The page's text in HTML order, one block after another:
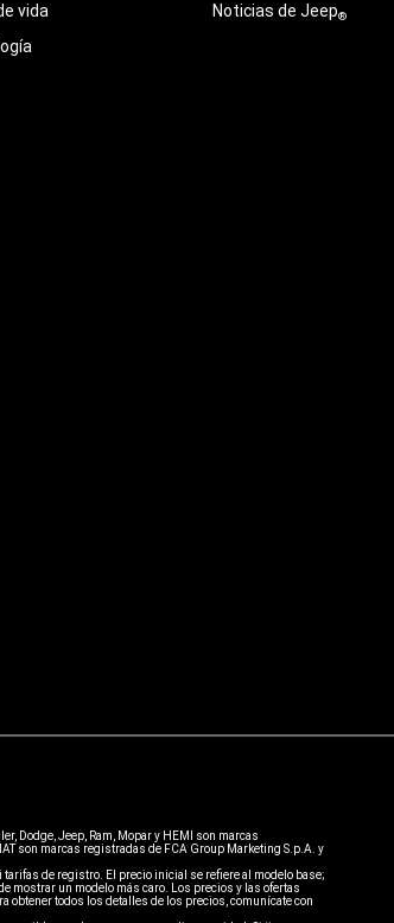
vida
Noticias de Jeep®
Dodge, Jeep, Ram, Mopar y HEMI son marcas
son marcas registradas de FCA Group Marketing S.p.A. y
de registro. El precio inicial se refiere al modelo base;
mostrar un modelo más caro. Los precios y las ofertas
obtener todos los detalles de los precios, comunícate con